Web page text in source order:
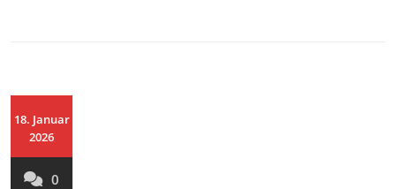
18. Januar
2026
0